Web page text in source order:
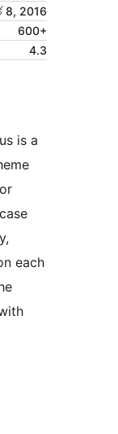
8, 2016
600+
4.3
is a
each